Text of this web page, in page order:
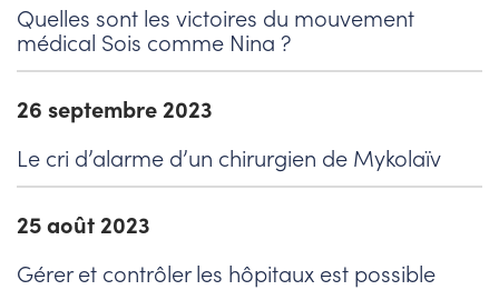
Quelles sont les victoires du mouvement
médical Sois comme Nina ?
26 septembre 2023
Le cri d’alarme d’un chirurgien de Mykolaïv
25 août 2023
Gérer et contrôler les hôpitaux est possible